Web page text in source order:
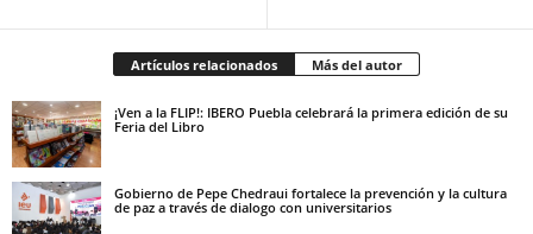
Artículos relacionados Más del autor
¡Ven a la FLIP!: IBERO Puebla celebrará la primera edición de su
Feria del Libro
Gobierno de Pepe Chedraui fortalece la prevención y la cultura
de paz a través de dialogo con universitarios